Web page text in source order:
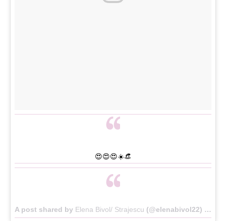
😍😍😍☀️👒
A post shared by Elena Bivol/ Strajescu (@elenabivol22) on